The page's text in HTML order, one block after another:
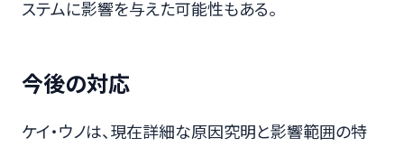
ステムに影響を与えた可能性もある。
今後の対応
ケイ・ウノは、現在詳細な原因究明と影響範囲の特